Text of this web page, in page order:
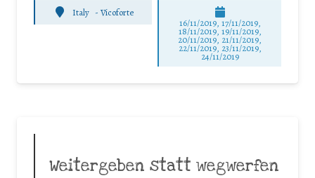
Italy - Vicoforte
16/11/2019, 17/11/2019,
18/11/2019, 19/11/2019,
20/11/2019, 21/11/2019,
22/11/2019, 23/11/2019,
24/11/2019
Weitergeben statt wegwerfen